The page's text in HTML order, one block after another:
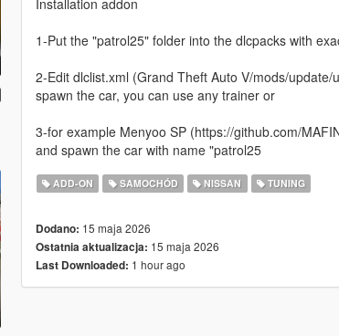
Installation addon
1-Put the "patrol25" folder into the dlcpacks with
2-Edit dlclist.xml (Grand Theft Auto V/mods/
spawn the car, you can use any trainer or
3-for example Menyoo SP (https://github.com/
and spawn the car with name "patrol25
ADD-ON SAMOCHÓD NISSAN TUNING
Dodano: 15 maja 2026
Ostatnia aktualizacja: 15 maja 2026
Last Downloaded: 1 hour ago